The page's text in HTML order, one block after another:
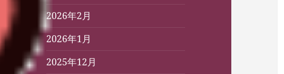
2026年2月
2026年1月
2025年12月